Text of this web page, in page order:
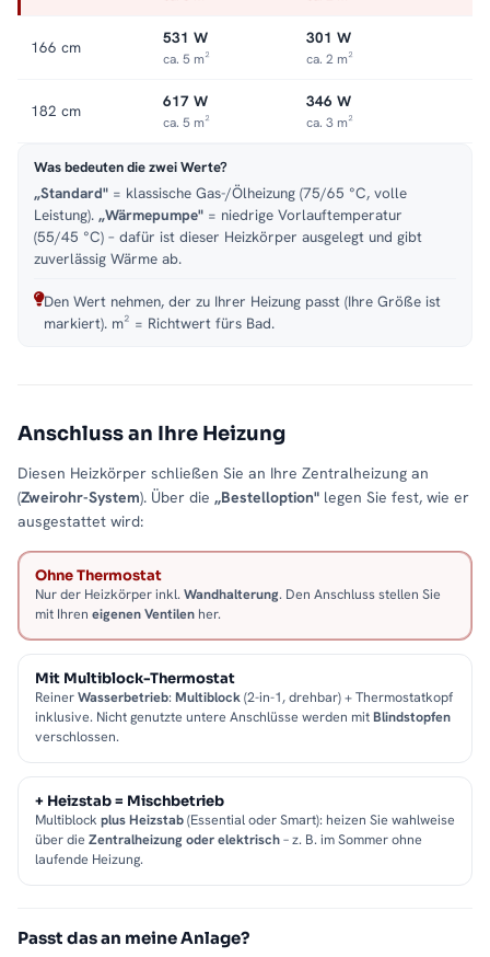
166 cm 531 W
ca. 5 m²
301 W
ca. 2 m²
182 cm 617 W
ca. 5 m²
346 W
ca. 3 m²
Was bedeuten die zwei Werte?
„Standard" = klassische Gas-/Ölheizung (75/65 °C, volle
Leistung). „Wärmepumpe" = niedrige Vorlauftemperatur
(55/45 °C) – dafür ist dieser Heizkörper ausgelegt und gibt
zuverlässig Wärme ab.
Den Wert nehmen, der zu Ihrer Heizung passt (Ihre Größe ist
markiert). m² = Richtwert fürs Bad.
Anschluss an Ihre Heizung
Diesen Heizkörper schließen Sie an Ihre Zentralheizung an
(Zweirohr-System). Über die „Bestelloption" legen Sie fest, wie er
ausgestattet wird:
Ohne Thermostat
Nur der Heizkörper inkl. Wandhalterung. Den Anschluss stellen Sie
mit Ihren eigenen Ventilen her.
Mit Multiblock-Thermostat
ReinerWasserbetrieb: Multiblock(2-in-1, drehbar) + Thermostatkopf
inklusive. Nicht genutzte untere Anschlüsse werden mitBlindstopfen
verschlossen.
+ Heizstab = Mischbetrieb
Multiblock plus Heizstab(Essential oder Smart): heizen Sie wahlweise
über die Zentralheizung oder elektrisch– z. B. im Sommer ohne
laufende Heizung.
Passt das an meine Anlage?